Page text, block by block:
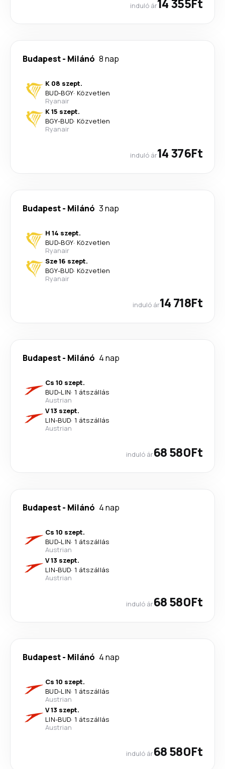
induló ár
Budapest- Milánó 8 nap
K 08 szept.
BUD-BGY· Közvetlen
Ryanair
K 15 szept.
BGY-BUD· Közvetlen
Ryanair
induló ár14 376Ft
Budapest- Milánó 3 nap
H 14 szept.
BUD-BGY· Közvetlen
Ryanair
Sze 16 szept.
BGY-BUD· Közvetlen
Ryanair
induló ár14 718Ft
Budapest- Milánó 4 nap
Cs 10 szept.
BUD-LIN· 1 átszállás
Austrian
V 13 szept.
LIN-BUD· 1 átszállás
Austrian
induló ár68 580Ft
Budapest- Milánó 4 nap
Cs 10 szept.
BUD-LIN· 1 átszállás
Austrian
V 13 szept.
LIN-BUD· 1 átszállás
Austrian
induló ár68 580Ft
Budapest- Milánó 4 nap
Cs 10 szept.
BUD-LIN· 1 átszállás
Austrian
V 13 szept.
LIN-BUD· 1 átszállás
Austrian
induló ár68 580Ft